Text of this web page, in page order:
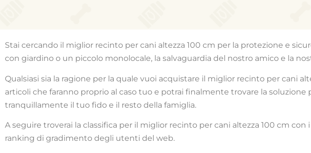
Stai cercando il miglior recinto per cani altezza 100 cm per la protezione e
con giardino o un piccolo monolocale, la salvaguardia del nostro amico e la
Qualsiasi sia la ragione per la quale vuoi acquistare il miglior recinto per cani
articoli che faranno proprio al caso tuo e potrai finalmente trovare la
tranquillamente il tuo fido e il resto della famiglia.
A seguire troverai la classifica per il miglior recinto per cani altezza 100 cm
ranking di gradimento degli utenti del web.